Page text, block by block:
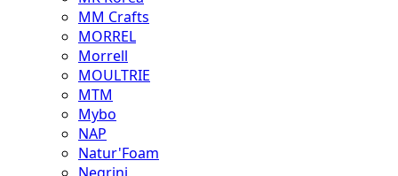
MM Crafts
MORREL
Morrell
MOULTRIE
MTM
Mybo
NAP
Natur'Foam